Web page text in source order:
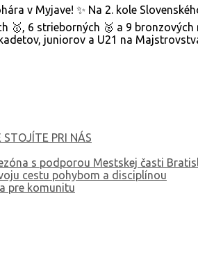
v Myjave! ✨ Na 2. kole
🥇, 6 strieborných 🥈 a 9
juniorov a U21 na
STOJÍTE PRI NÁS
s podporou Mestskej časti
cestu pohybom a disciplínou
pre komunitu